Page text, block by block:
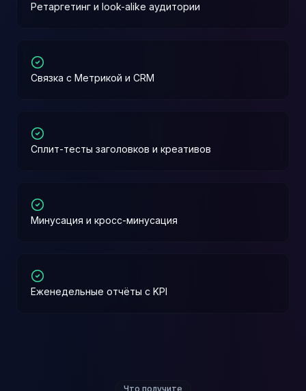
Ретаргетинг и look-alike аудитории
Связка с Метрикой и CRM
Сплит-тесты заголовков и креативов
Минусация и кросс-минусация
Еженедельные отчёты с KPI
Что получите